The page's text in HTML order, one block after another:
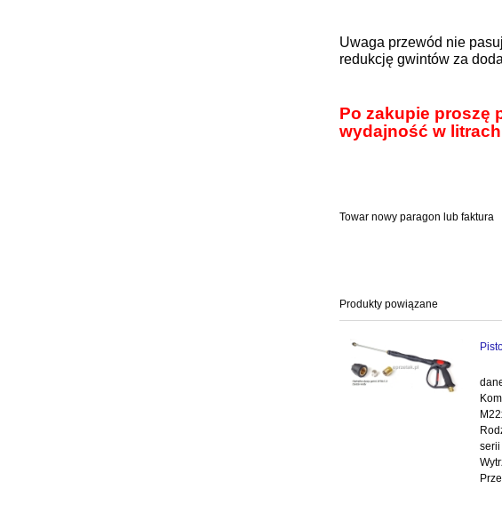
Uwaga przewód nie
redukcję gwintów za
Po zakupie proszę
wydajność w
Towar nowy paragon lub faktura
Produkty powiązane
serii